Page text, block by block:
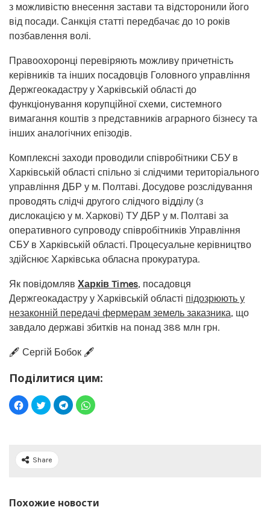
з можливістю внесення застави та відсторонили його
від посади. Санкція статті передбачає до 10 років
позбавлення волі.
Правоохоронці перевіряють можливу причетність
керівників та інших посадовців Головного управління
Держгеокадастру у Харківській області до
функціонування корупційної схеми, системного
вимагання коштів з представників аграрного бізнесу та
інших аналогічних епізодів.
Комплексні заходи проводили співробітники СБУ в
Харківській області спільно зі слідчими територіального
управління ДБР у м. Полтаві. Досудове розслідування
проводять слідчі другого слідчого відділу (з
дислокацією у м. Харкові) ТУ ДБР у м. Полтаві за
оперативного супроводу співробітників Управління
СБУ в Харківській області. Процесуальне керівництво
здійснює Харківська обласна прокуратура.
Як повідомляв Харків Times, посадовця
Держгеокадастру у Харківській області підозрюють у
незаконній передачі фермерам земель заказника, що
завдало державі збитків на понад 388 млн грн.
🖋️ Сергій Бобок 🖋️
Поділитися цим:
Share
Похожие новости